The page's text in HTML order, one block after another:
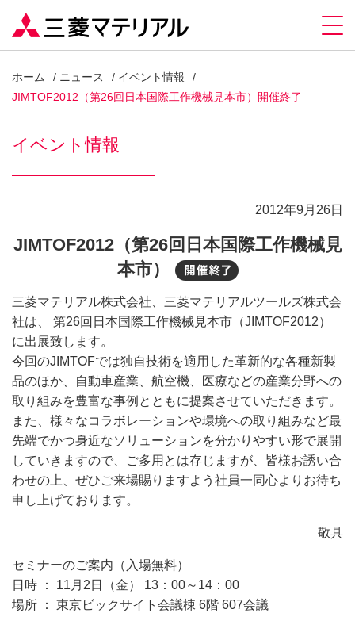
ホーム ニュース
イベント情報
JIMTOF2012（第26回日本国際工作機械見本市）開催終了
イベント情報
2012年9月26日
JIMTOF2012（第26回日本国際工作機械見
本市）
開催終了
三菱マテリアル株式会社、三菱マテリアルツールズ株式会
社は、 第26回日本国際工作機械見本市（JIMTOF2012）
に出展致します。
今回のJIMTOFでは独自技術を適用した革新的な各種新製
品のほか、自動車産業、航空機、医療などの産業分野への
取り組みを豊富な事例とともに提案させていただきます。
また、様々なコラボレーションや環境への取り組みなど最
先端でかつ身近なソリューションを分かりやすい形で展開
していきますので、ご多用とは存じますが、皆様お誘い合
わせの上、ぜひご来場賜りますよう社員一同心よりお待ち
申し上げております。
敬具
セミナーのご案内（入場無料）
日時 ： 11月2日（金） 13：00～14：00
場所 ： 東京ビックサイト会議棟 6階 607会議